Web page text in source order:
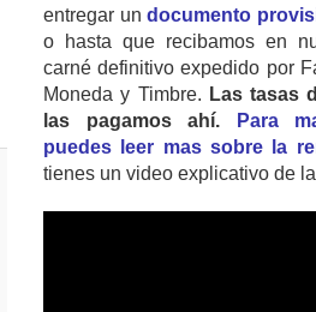
entregar un documento
o hasta que recibamos en
carné definitivo expedido por
Moneda y Timbre. Las tasas
las pagamos ahí.
Para
puedes leer mas sobre la
tienes un video explicativo de